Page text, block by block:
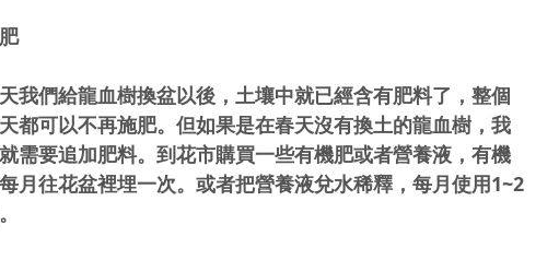
我們給龍血樹換盆以後，土壤中就已經含有肥料了，整個
都可以不再施肥。但如果是在春天沒有換土的龍血樹，我
需要追加肥料。到花市購買一些有機肥或者營養液，有機
月往花盆裡埋一次。或者把營養液兌水稀釋，每月使用1~2